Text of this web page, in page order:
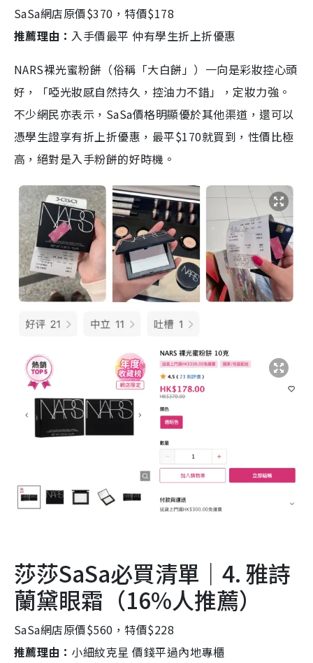
SaSa網店原價$370，特價$178
推薦理由： 入手價最平 仲有學生折上折優惠
NARS裸光蜜粉餅（俗稱「大白餅」）一向是彩妝控心頭
好，「啞光妝感自然持久，控油力不錯」，定妝力強。
不少網民亦表示，SaSa價格明顯優於其他渠道，還可以
憑學生證享有折上折優惠，最平$170就買到，性價比極
高，絕對是入手粉餅的好時機。
莎莎SaSa必買清單｜4. 雅詩
蘭黛眼霜（16%人推薦）
SaSa網店原價$560，特價$228
推薦理由： 小細紋克星 價錢平過內地專櫃